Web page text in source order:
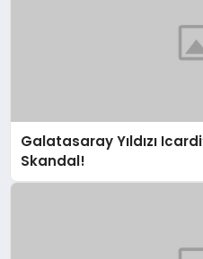
Galatasaray Yıldızı
Skandal!